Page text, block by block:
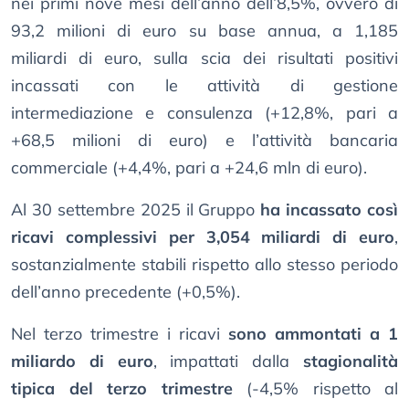
93,2 milioni di euro su base annua, a 1,185
miliardi di euro, sulla scia dei risultati positivi
incassati con le attività di gestione
intermediazione e consulenza (+12,8%, pari a
+68,5 milioni di euro) e l’attività bancaria
commerciale (+4,4%, pari a +24,6 mln di euro).
Al 30 settembre 2025 il Gruppo ha incassato così
ricavi complessivi per 3,054 miliardi di euro,
sostanzialmente stabili rispetto allo stesso periodo
dell’anno precedente (+0,5%).
Nel terzo trimestre i ricavi sono ammontati a 1
miliardo di euro, impattati dalla stagionalità
tipica del terzo trimestre(-4,5% rispetto al